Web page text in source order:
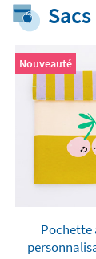
Nouveauté
Pochette